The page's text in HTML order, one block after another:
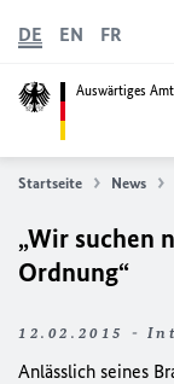
Auswärtiges Amt
DE EN FR
Startseite News
„Wir suchen
Ordnung“
12.02.2015 -
Anlässlich seines